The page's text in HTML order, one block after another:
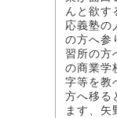
んと欲す
応義塾の
の方へ参
習所の方
の商業学
字等を教
方へ移る
ます、矢